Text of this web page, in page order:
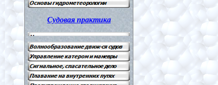
Судовая практика